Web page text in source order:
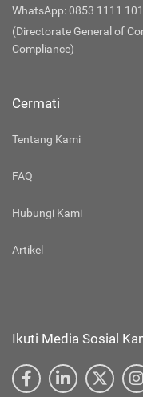
WhatsApp: 0853 1111
(Directorate General of
Compliance)
Cermati
Tentang Kami
FAQ
Hubungi Kami
Artikel
Ikuti Media Sosial